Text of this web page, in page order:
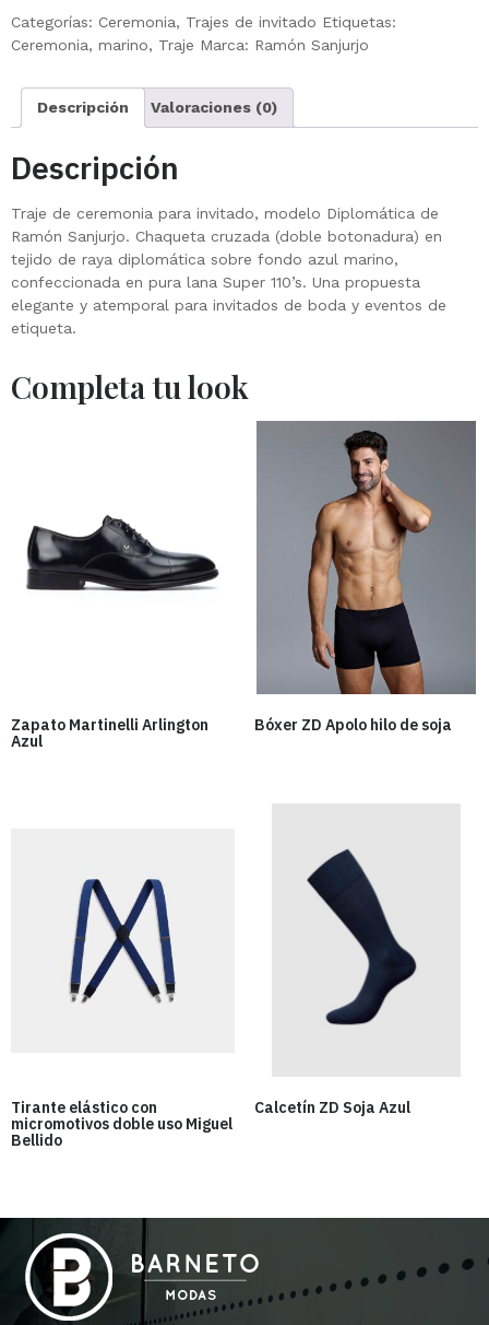
Categorías: Ceremonia, Trajes de invitado Etiquetas:
Ceremonia, marino, Traje Marca: Ramón Sanjurjo
Descripción Valoraciones (0)
Descripción
Traje de ceremonia para invitado, modelo Diplomática de
Ramón Sanjurjo. Chaqueta cruzada (doble botonadura) en
tejido de raya diplomática sobre fondo azul marino,
confeccionada en pura lana Super 110’s. Una propuesta
elegante y atemporal para invitados de boda y eventos de
etiqueta.
Zapato Martinelli Arlington
Azul
Bóxer ZD Apolo hilo de soja
Tirante elástico con
micromotivos doble uso Miguel
Bellido
Calcetín ZD Soja Azul